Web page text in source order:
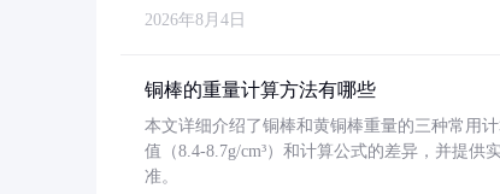
2026年8月4日
铜棒的重量计算方法有哪些
本文详细介绍了铜棒和黄铜棒重量的三种常用
值（8.4-8.7g/cm³）和计算公式的差异，并提供
准。